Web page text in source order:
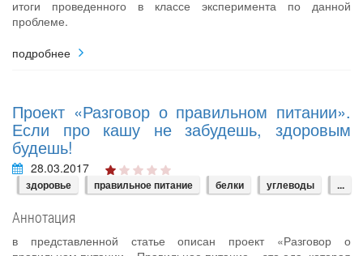
итоги проведенного в классе эксперимента по данной
проблеме.
подробнее
Проект «Разговор о правильном питании».
Если про кашу не забудешь, здоровым
будешь!
28.03.2017
здоровье правильное питание белки углеводы ...
Аннотация
в представленной статье описан проект «Разговор о